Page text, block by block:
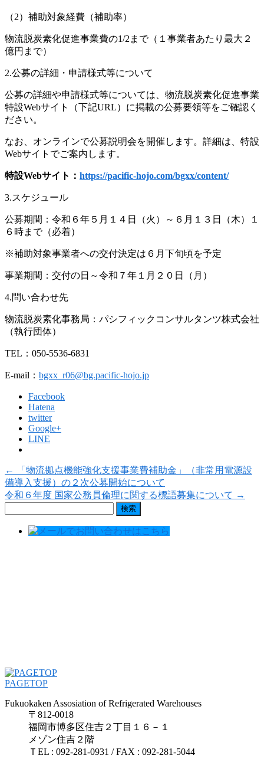
（2）補助対象経費（補助率）
物流脱炭素化促進事業費の1/2まで（１事業者あたり最大２
億円まで）
2.公募の詳細・申請様式等について
公募の詳細や申請様式等については、物流脱炭素化促進事業
特設Webサイト（下記URL）に掲載の公募要領等をご確認く
ださい。
なお、オンラインで公募説明会を開催します。詳細は、特設
Webサイトでご案内します。
特設Webサイト： https://pacific-hojo.com/bgxx/content/
3.スケジュール
公募期間：令和６年５月１４日（火）～６月１３日（木）１
６時まで（必着）
※補助対象事業者への交付決定は６月下旬頃を予定
事業期間：交付の日～令和７年１月２０日（月）
4.問い合わせ先
物流脱炭素化事務局：パシフィックコンサルタンツ株式会社
（執行団体）
TEL：050-5536-6831
E-mail： bgxx_r06@bg.pacific-hojo.jp
Facebook
Hatena
twitter
Google+
LINE
←
「物流拠点機能強化支援事業費補助金」（非常用電源設
備導入支援）の２次公募開始について
令和６年度 国家公務員倫理に関する標語募集について →
PAGETOP
Fukuokaken Assosiation of Refrigerated Warehouses
〒812-0018
福岡市博多区住吉２丁目１６－１
メゾン住吉２階
ＴEL : 092-281-0931 / FAX : 092-281-5044